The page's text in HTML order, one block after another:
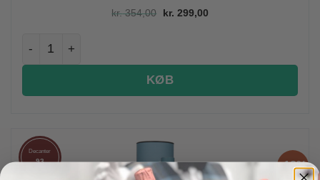
kr.354,00 Den oprindelige pris var: kr.
kr. 299,00Den aktuelle pris er:
Warre's Late Bottled Vintage 2011 antal
KØB
-18%
Decanter
93